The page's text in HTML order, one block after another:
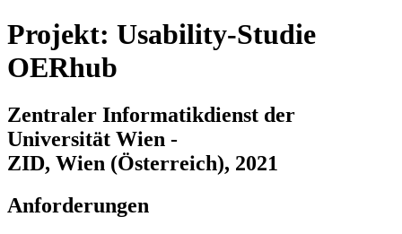
Projekt: Usability-Studie
OERhub
Zentraler Informatikdienst der
Universität Wien -
ZID, Wien (Österreich), 2021
Anforderungen